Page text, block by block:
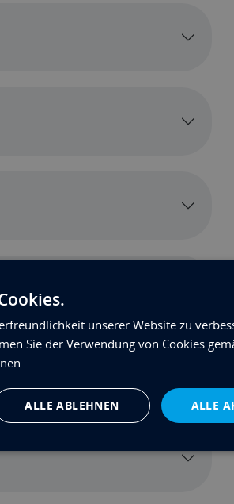
unserer Website zu
Sie der Verwendung von Cookies
ALLE
ALLE ABLEHNEN